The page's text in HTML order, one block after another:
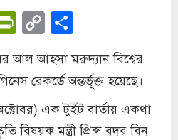
PrintFriendly
Copy
Link
আল আহসা মরুদ্যান বিশ্বের
রেকর্ডে অন্তর্ভূক্ত হয়েছে।
এক টুইট বার্তায় একথা
বিষয়ক মন্ত্রী প্রিন্স বদর বিন